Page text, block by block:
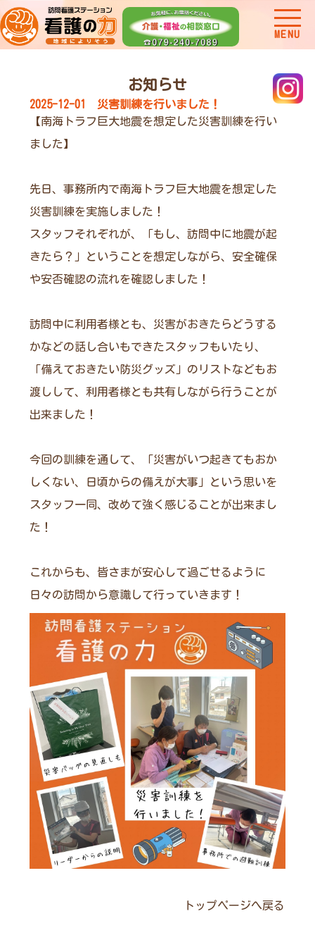
お知らせ
2025-12-01 災害訓練を行いました！
【南海トラフ巨大地震を想定した災害訓練を行い
ました】
先日、事務所内で南海トラフ巨大地震を想定した
災害訓練を実施しました！
スタッフそれぞれが、「もし、訪問中に地震が起
きたら？」ということを想定しながら、安全確保
や安否確認の流れを確認しました！
訪問中に利用者様とも、災害がおきたらどうする
かなどの話し合いもできたスタッフもいたり、
「備えておきたい防災グッズ」のリストなどもお
渡しして、利用者様とも共有しながら行うことが
出来ました！
今回の訓練を通して、「災害がいつ起きてもおか
しくない、日頃からの備えが大事」という思いを
スタッフ一同、改めて強く感じることが出来まし
た！
これからも、皆さまが安心して過ごせるように
日々の訪問から意識して行っていきます！
トップページへ戻る
MENU